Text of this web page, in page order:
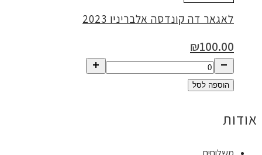
לאגאר דה קונדסה אלבריניו 2023
₪100.00
הוספה לסל
אודות